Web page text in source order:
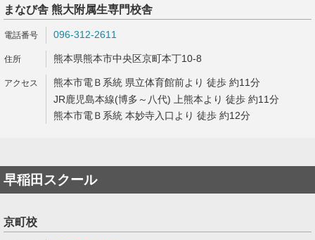
まなび舎 熊大附属生専門校舎
096-312-2611
熊本県熊本市中央区京町本丁10-8
熊本市電Ｂ系統 県立体育館前より 徒歩 約11分
JR鹿児島本線(博多～八代) 上熊本より 徒歩 約11分
熊本市電Ｂ系統 本妙寺入口より 徒歩 約12分
早稲田スクール
京町校